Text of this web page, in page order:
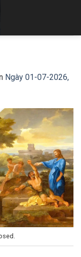
Ngày 01-07-2026,